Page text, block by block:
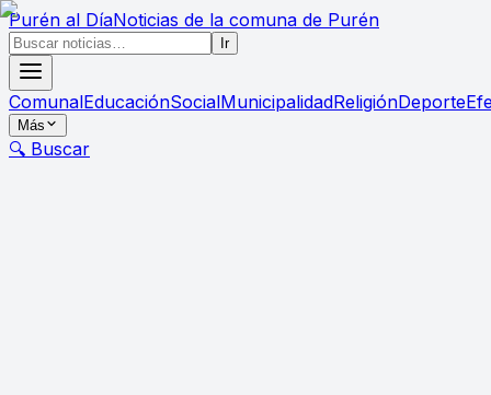
Purén al DíaNoticias de la comuna de Purén
Ir
ComunalEducaciónSocialMunicipalidadReligiónDeporte
Más
🔍 Buscar